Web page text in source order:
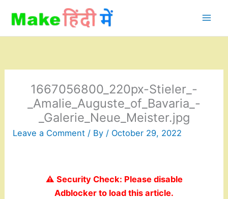
content
1667056800_220px-Stieler_-
_Amalie_Auguste_of_Bavaria_-
_Galerie_Neue_Meister.jpg
Leave a Comment / By / October 29, 2022
⚠️ Security Check: Please disable
Adblocker to load this article.